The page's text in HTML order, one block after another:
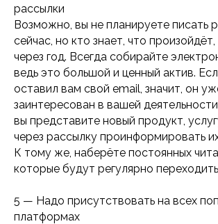
рассылки
Возможно, вы не планируете писать
сейчас, но кто знает, что
через год. Всегда собирайте
ведь это большой и ценный актив.
оставил вам свой email, значит, он
заинтересован в вашей
вы представите новый продукт,
через рассылку проинформировать
К тому же, наберёте постоянных
которые будут регулярно
5 — Надо присутствовать на всех
платформах
8 800 201-50-28
privetvam@dvaslova.com
Барнаул
Ползунова,34а, офис207